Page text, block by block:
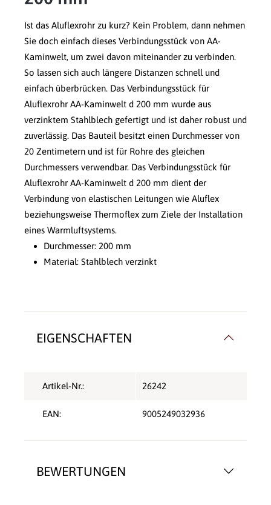
Ist das Aluflexrohr zu kurz? Kein Problem, dann nehmen
Sie doch einfach dieses Verbindungsstück von AA-
Kaminwelt, um zwei davon miteinander zu verbinden.
So lassen sich auch längere Distanzen schnell und
einfach überbrücken. Das Verbindungsstück für
Aluflexrohr AA-Kaminwelt d 200 mm wurde aus
verzinktem Stahlblech gefertigt und ist daher robust und
zuverlässig. Das Bauteil besitzt einen Durchmesser von
20 Zentimetern und ist für Rohre des gleichen
Durchmessers verwendbar. Das Verbindungsstück für
Aluflexrohr AA-Kaminwelt d 200 mm dient der
Verbindung von elastischen Leitungen wie Aluflex
beziehungsweise Thermoflex zum Ziele der Installation
eines Warmluftsystems.
Durchmesser: 200 mm
Material: Stahlblech verzinkt
BEWERTUNGEN
EIGENSCHAFTEN
Artikel-Nr.: 26242
EAN: 9005249032936